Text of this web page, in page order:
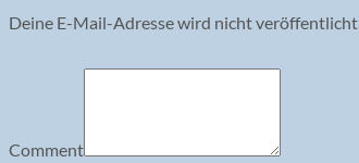
Deine E-Mail-Adresse wird nicht veröffentlicht.
Comment